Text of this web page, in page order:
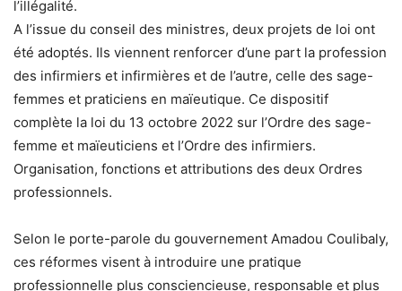
l’illégalité.
A l’issue du conseil des ministres, deux projets de loi ont
été adoptés. Ils viennent renforcer d’une part la profession
des infirmiers et infirmières et de l’autre, celle des sage-
femmes et praticiens en maïeutique. Ce dispositif
complète la loi du 13 octobre 2022 sur l’Ordre des sage-
femme et maïeuticiens et l’Ordre des infirmiers.
Organisation, fonctions et attributions des deux Ordres
professionnels.
Selon le porte-parole du gouvernement Amadou Coulibaly,
ces réformes visent à introduire une pratique
professionnelle plus consciencieuse, responsable et plus